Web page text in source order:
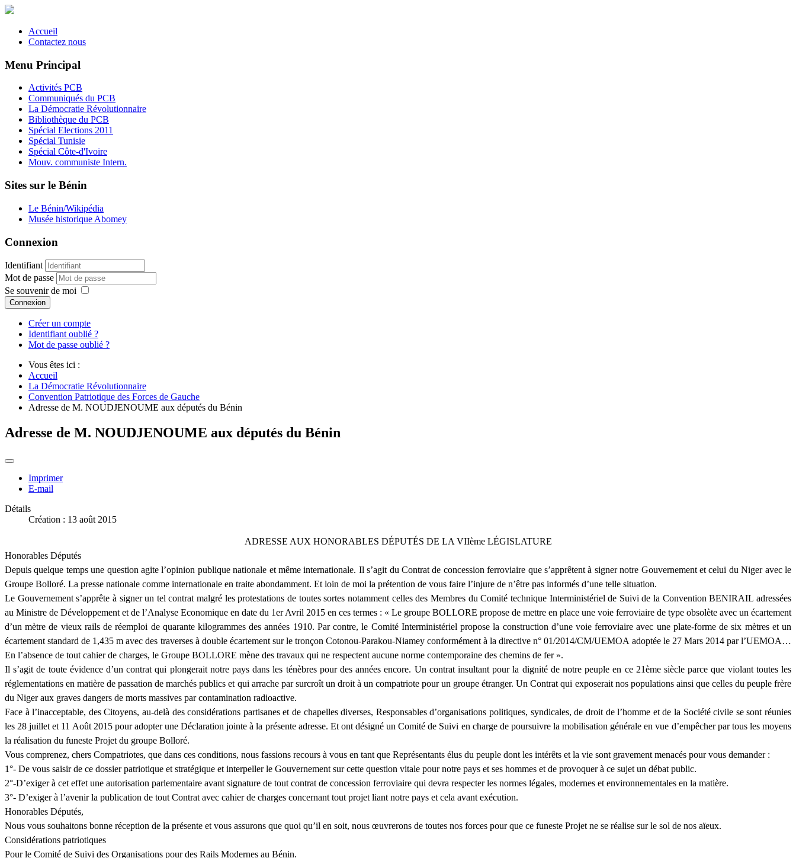
Accueil
Contactez nous
Menu Principal
Activités PCB
Communiqués du PCB
La Démocratie Révolutionnaire
Bibliothèque du PCB
Spécial Elections 2011
Spécial Tunisie
Spécial Côte-d'Ivoire
Mouv. communiste Intern.
Sites sur le Bénin
Le Bénin/Wikipédia
Musée historique Abomey
Connexion
Identifiant
Mot de passe
Se souvenir de moi
Connexion
Créer un compte
Identifiant oublié ?
Mot de passe oublié ?
Vous êtes ici :
Accueil
La Démocratie Révolutionnaire
Convention Patriotique des Forces de Gauche
Adresse de M. NOUDJENOUME aux députés du Bénin
Adresse de M. NOUDJENOUME aux députés du Bénin
Imprimer
E-mail
Détails
Création : 13 août 2015
ADRESSE AUX HONORABLES DÉPUTÉS DE LA VIIème LÉGISLATURE
Honorables Députés
Depuis quelque temps une question agite l’opinion publique nationale et même internationale. Il s’agit du Contrat de concession ferroviaire que s’apprêtent à signer notre Gouvernement et celui du Niger avec le
Groupe Bolloré. La presse nationale comme internationale en traite abondamment. Et loin de moi la prétention de vous faire l’injure de n’être pas informés d’une telle situation.
Le Gouvernement s’apprête à signer un tel contrat malgré les protestations de toutes sortes notamment celles des Membres du Comité technique Interministériel de Suivi de la Convention BENIRAIL adressées
au Ministre de Développement et de l’Analyse Economique en date du 1er Avril 2015 en ces termes : « Le groupe BOLLORE propose de mettre en place une voie ferroviaire de type obsolète avec un écartement
d’un mètre de vieux rails de réemploi de quarante kilogrammes des années 1910. Par contre, le Comité Interministériel propose la construction d’une voie ferroviaire avec une plate-forme de six mètres et un
écartement standard de 1,435 m avec des traverses à double écartement sur le tronçon Cotonou-Parakou-Niamey conformément à la directive n° 01/2014/CM/UEMOA adoptée le 27 Mars 2014 par l’UEMOA…
En l’absence de tout cahier de charges, le Groupe BOLLORE mène des travaux qui ne respectent aucune norme contemporaine des chemins de fer ».
Il s’agit de toute évidence d’un contrat qui plongerait notre pays dans les ténèbres pour des années encore. Un contrat insultant pour la dignité de notre peuple en ce 21ème siècle parce que violant toutes les
réglementations en matière de passation de marchés publics et qui arrache par surcroît un droit à un compatriote pour un groupe étranger. Un Contrat qui exposerait nos populations ainsi que celles du peuple frère
du Niger aux graves dangers de morts massives par contamination radioactive.
Face à l’inacceptable, des Citoyens, au-delà des considérations partisanes et de chapelles diverses, Responsables d’organisations politiques, syndicales, de droit de l’homme et de la Société civile se sont réunies
les 28 juillet et 11 Août 2015 pour adopter une Déclaration jointe à la présente adresse. Et ont désigné un Comité de Suivi en charge de poursuivre la mobilisation générale en vue d’empêcher par tous les moyens
la réalisation du funeste Projet du groupe Bolloré.
Vous comprenez, chers Compatriotes, que dans ces conditions, nous fassions recours à vous en tant que Représentants élus du peuple dont les intérêts et la vie sont gravement menacés pour vous demander :
1°- De vous saisir de ce dossier patriotique et stratégique et interpeller le Gouvernement sur cette question vitale pour notre pays et ses hommes et de provoquer à ce sujet un débat public.
2°-D’exiger à cet effet une autorisation parlementaire avant signature de tout contrat de concession ferroviaire qui devra respecter les normes légales, modernes et environnementales en la matière.
3°- D’exiger à l’avenir la publication de tout Contrat avec cahier de charges concernant tout projet liant notre pays et cela avant exécution.
Honorables Députés,
Nous vous souhaitons bonne réception de la présente et vous assurons que quoi qu’il en soit, nous œuvrerons de toutes nos forces pour que ce funeste Projet ne se réalise sur le sol de nos aïeux.
Considérations patriotiques
Pour le Comité de Suivi des Organisations pour des Rails Modernes au Bénin.